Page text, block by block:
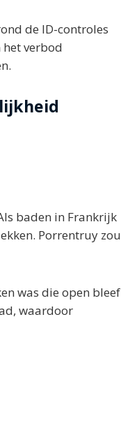
de ID-controles
verbod
baden in Frankrijk
Porrentruy zou
was die open bleef
waardoor